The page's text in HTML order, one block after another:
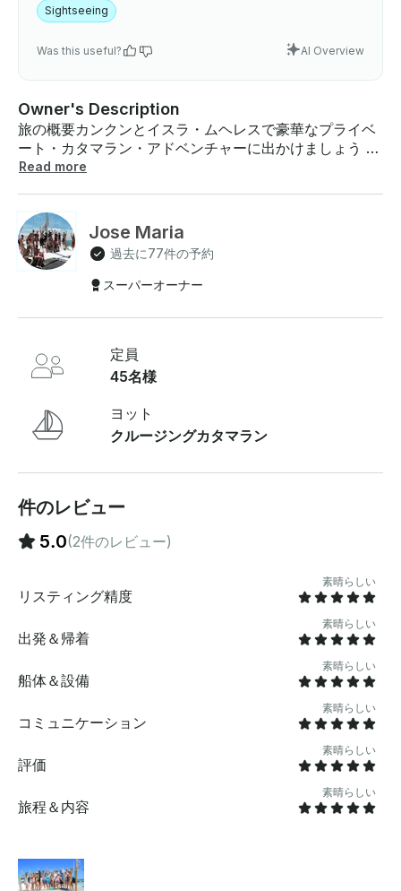
Sightseeing
Was this useful? AI Overview
Owner's Description
旅の概要カンクンとイスラ・ムヘレスで豪華なプライベ
ート・カタマラン・アドベンチャーに出かけましょう 。
この旅は、お祝いやロマンチックな夜に、または単に友
リングをしたり、魅力的なムヘレス島を訪れたりしまし
ょう。オープンバー、音楽、フライト・オブ・ザ・スピ
ンネーカーなどのオプション・アクティビティで、ワン
ランク上の体験ができます。サンセットクルーズでは、
に美しい背景を眺めながら、 忘れられない思い出を作る
ウンテン・パジョ・カンバーランド・カタマランは 、
45名様まで収容できる十分なスペースがあります。オン
が、快適で楽しいひとときをお過ごしいただけるよう、
細部に至るまでデザインされています 。料金に含まれる
グ用具が備わっています。7時間のオプションにはビュ
えます。プレミアムドリンクやスナックは追加料金で手
たり20ドル) は含まれていません。チップは含まれてい
イズできます。予約後、オーナーまたはキャプテンと具
体的な詳細を調整して、旅を可能な限り完璧にすること
Read more
Jose Maria
過去に77件の予約
スーパーオーナー
定員
45名様
ヨット
クルージングカタマラン
件のレビュー
5.0(2件のレビュー)
リスティング精度
素晴らしい
出発＆帰着
素晴らしい
船体＆設備
素晴らしい
コミュニケーション
素晴らしい
評価
素晴らしい
旅程＆内容
素晴らしい